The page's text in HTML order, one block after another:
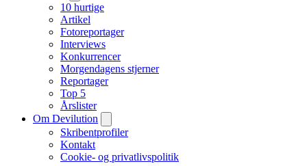
10 hurtige
Artikel
Fotoreportager
Interviews
Konkurrencer
Morgendagens stjerner
Reportager
Top 5
Årslister
Om Devilution
Skribentprofiler
Kontakt
Cookie- og privatlivspolitik